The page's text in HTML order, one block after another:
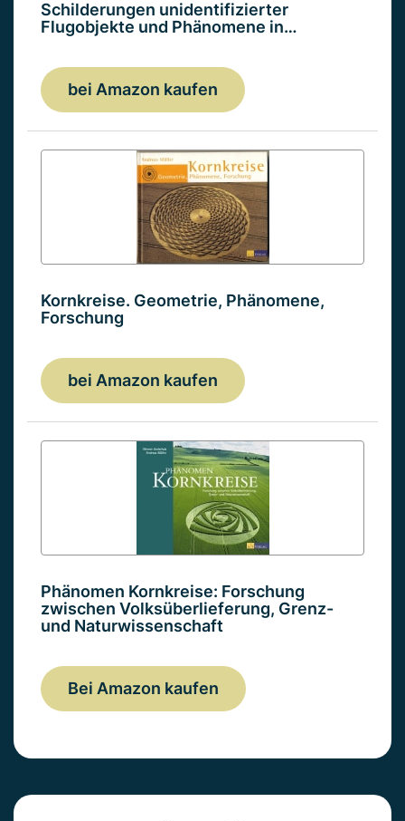
Schilderungen unidentifizierter
Flugobjekte und Phänomene in…
bei Amazon kaufen
Kornkreise. Geometrie, Phänomene,
Forschung
bei Amazon kaufen
Phänomen Kornkreise: Forschung
zwischen Volksüberlieferung, Grenz-
und Naturwissenschaft
Bei Amazon kaufen